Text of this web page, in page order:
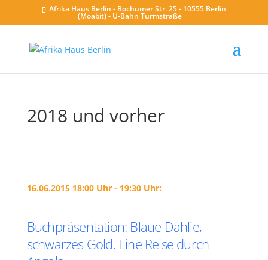
Afrika Haus Berlin - Bochumer Str. 25 - 10555 Berlin
(Moabit) - U-Bahn Turmstraße
2018 und vorher
16.06.2015 18:00 Uhr - 19:30 Uhr:
Buchpräsentation: Blaue Dahlie,
schwarzes Gold. Eine Reise durch